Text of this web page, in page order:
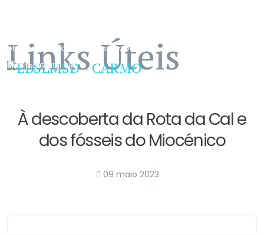
ebscarmo@edu.madeira.gov.pt
Mobile967 150 118
Links Úteis
À descoberta da Rota da Cal e
dos fósseis do Miocénico
09 maio 2023